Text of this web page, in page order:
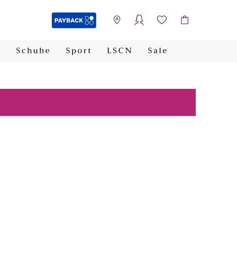
Schuhe Sport LSCN Sale